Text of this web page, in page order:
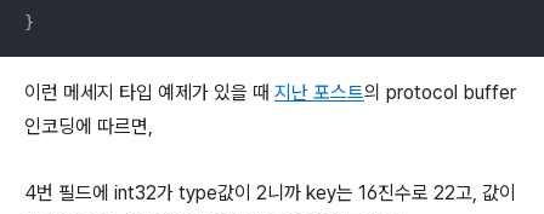
}
이런 메세지 타입 예제가 있을 때 지난 포스트의 protocol buffer
인코딩에 따르면,
4번 필드에 int32가 type값이 2니까 key는 16진수로 22고, 값이